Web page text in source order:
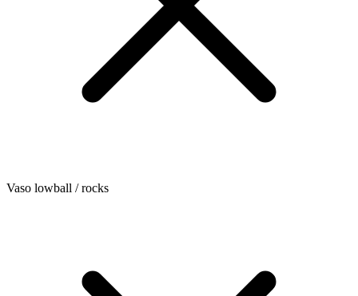
Vaso lowball / rocks